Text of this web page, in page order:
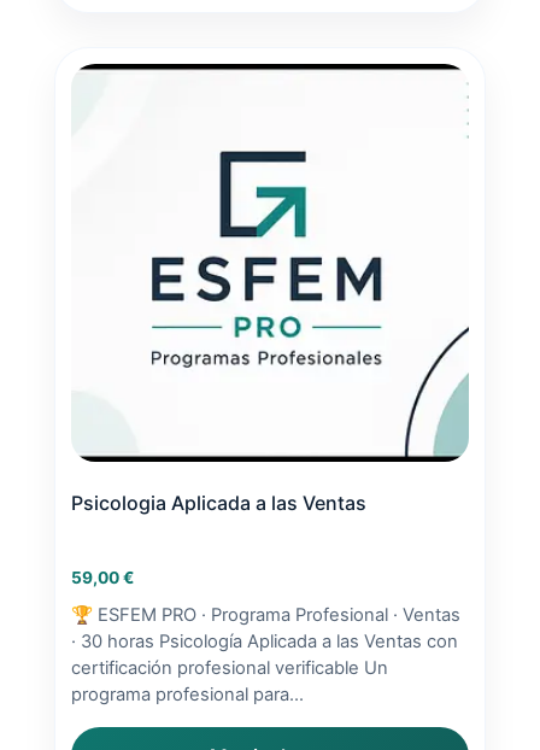
Psicologia Aplicada a las Ventas
59,00€
🏆 ESFEM PRO · Programa Profesional · Ventas
· 30 horas Psicología Aplicada a las Ventas con
certificación profesional verificable Un
programa profesional para...